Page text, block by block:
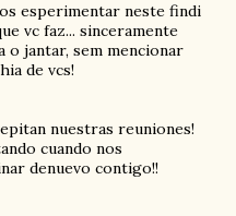
esperimentar neste findi
vc faz... sinceramente
o jantar, sem mencionar
de vcs!
nuestras reuniones!
cuando nos
denuevo contigo!!